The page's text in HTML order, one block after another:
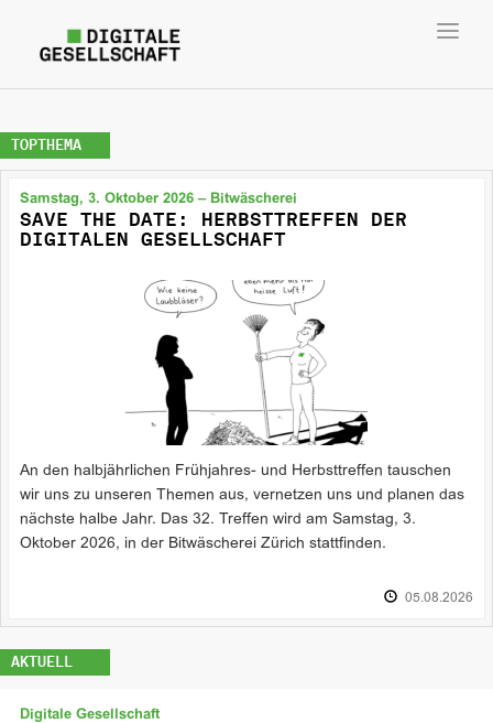
TOPTHEMA
Samstag, 3. Oktober 2026 – Bitwäscherei
SAVE THE DATE: HERBSTTREFFEN DER
DIGITALEN GESELLSCHAFT
An den halbjährlichen Frühjahres- und Herbsttreffen tauschen
wir uns zu unseren Themen aus, vernetzen uns und planen das
nächste halbe Jahr. Das 32. Treffen wird am Samstag, 3.
Oktober 2026, in der Bitwäscherei Zürich stattfinden.
05.08.2026
AKTUELL
Digitale Gesellschaft